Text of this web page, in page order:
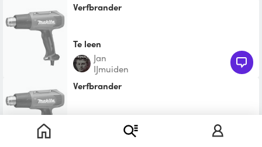
verfbrander
Te leen
Jan
IJmuiden
Verfbrander